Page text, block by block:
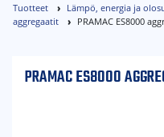
Tuotteet Lämpö, energia ja
aggregaatit
PRAMAC ES8000
PRAMAC ES8000